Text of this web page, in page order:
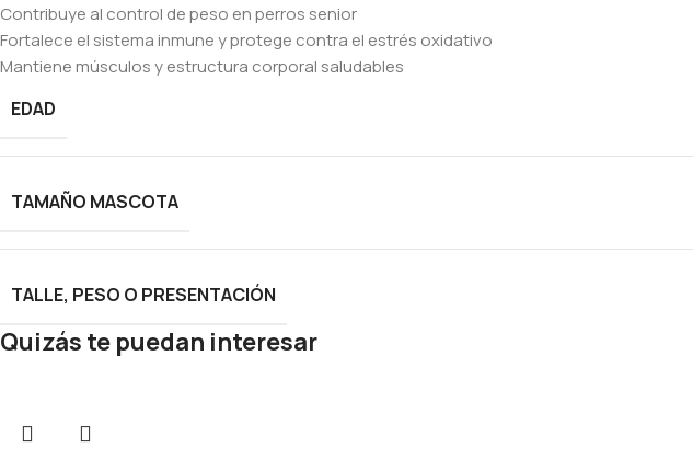
Contribuye al control de peso en perros senior
Fortalece el sistema inmune y protege contra el estrés oxidativo
Mantiene músculos y estructura corporal saludables
EDAD
TAMAÑO MASCOTA
TALLE, PESO O PRESENTACIÓN
Quizás te puedan interesar